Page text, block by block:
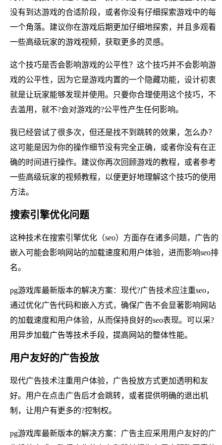
没有到达游戏的合适阶段，或者你没有仔细探索游戏中的每
一个角落。建议你在游戏后期更加仔细地探索，并且多观看
一些高级玩家的游戏视频，获取更多的灵感。
这个技巧是否会影响游戏的公平性？这个技巧并不会影响游
戏的公平性，因为它是游戏内置的一个隐藏功能，设计初衷
就是让玩家能够发现并使用。只要你合理使用这个技巧，不
去滥用，就不?会对游戏的?公平性产生任何影响。
我已经尝试了很多次，但还是找不到跳转的效果，怎么办？
这可能是因为你的操作细节没有完全正确，或者你没有在正
确的时间进行操作。建议你再次回顾游戏的教程，或者参考
一些高级玩家的视频教程，以便更好地理解这个技巧的使用
方法。
搜索引擎优化问题
这种技术在搜索引擎优化（seo）方面存在诸多问题，广告的
嵌入可能会影响网站的加载速度和用户体验，进而影响seo排
名。
pg游戏库最新版本的解决方案：现代?广告技术应注重seo，
通过优化广告代码和嵌入方式，确保广告不会显著影响网站
的加载速度和用户体验，从而保持良好的seo表现。可以采?
用异步加载广告等技术手段，提高网站的整体性能。
用户友好的广告投放
现代广告技术注重用户体验，广告投放方式更加透明和友
好。用户在点击广告后才会跳转，或者提供明确的退出机
制，让用户有更多的?控制权。
pg游戏库最新版本的解决方案：广告主应采用用户友好的广